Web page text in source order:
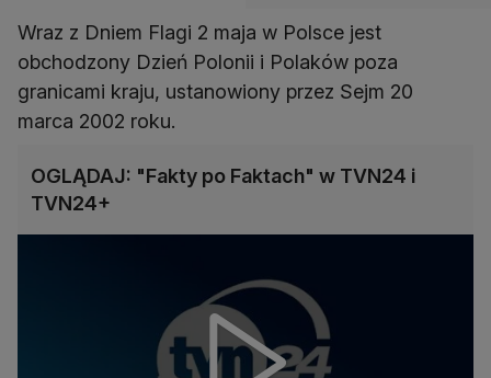
Wraz z Dniem Flagi 2 maja w Polsce jest
obchodzony Dzień Polonii i Polaków poza
granicami kraju, ustanowiony przez Sejm 20
marca 2002 roku.
OGLĄDAJ: "Fakty po Faktach" w TVN24 i
TVN24+